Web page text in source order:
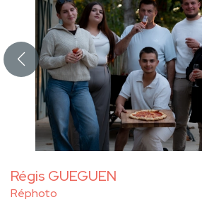
Régis GUEGUEN
Réphoto